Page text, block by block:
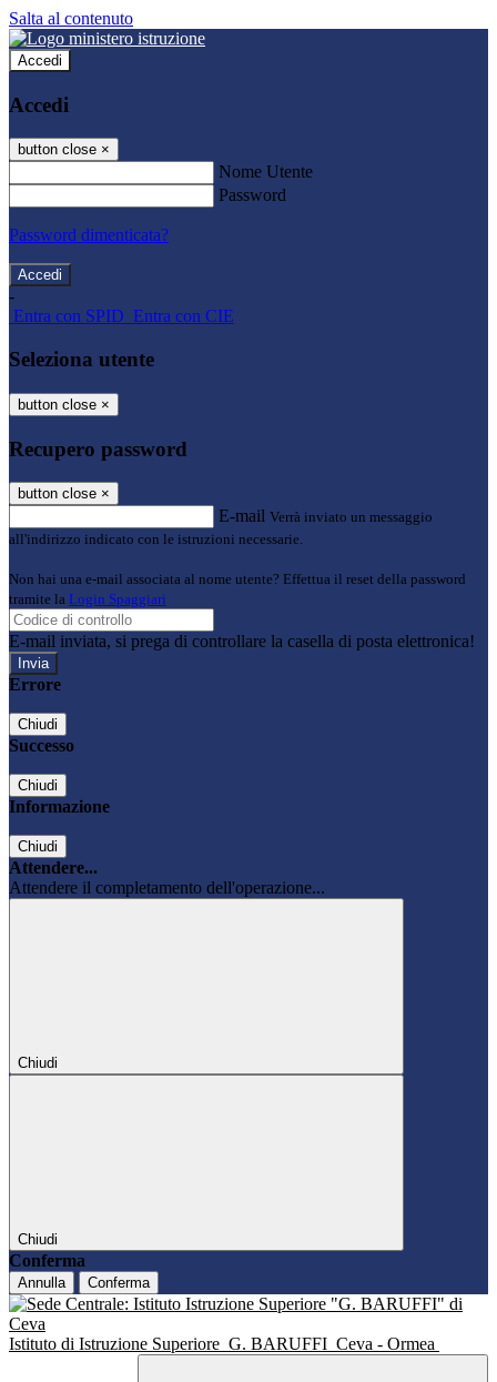
Salta al contenuto
Accedi
Accedi
button close ×
Nome Utente
Password
Password dimenticata?
-
Entra con SPID Entra con CIE
Seleziona utente
button close ×
Recupero password
button close ×
E-mail Verrà inviato un messaggio
all'indirizzo indicato con le istruzioni necessarie.
Non hai una e-mail associata al nome utente? Effettua il reset della password
tramite la Login Spaggiari
E-mail inviata, si prega di controllare la casella di posta elettronica!
Errore
Chiudi
Successo
Chiudi
Informazione
Chiudi
Attendere...
Attendere il completamento dell'operazione...
Chiudi
Chiudi
Conferma
Annulla Conferma
Istituto di Istruzione Superiore G. BARUFFI Ceva - Ormea